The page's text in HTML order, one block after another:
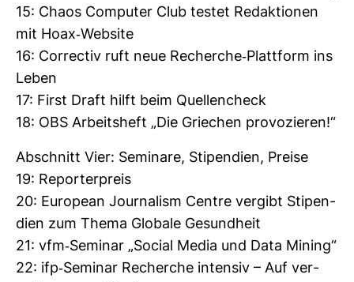
15: Chaos Com­puter Club testet Redak­tionen
mit Hoax-​Web­site
16: Cor­rectiv ruft neue Recherche-​Platt­form ins
Leben
17: First Draft hilft beim Quel­len­check
18: OBS Arbeits­heft „Die Grie­chen pro­vo­zieren!“
Abschnitt Vier: Semi­nare, Sti­pen­dien, Preise
19: Repor­ter­preis
20: European Jour­na­lism Centre ver­gibt Sti­pen­
dien zum Thema Glo­bale Gesund­heit
21: vfm-​Seminar „Social Media und Data Mining“
22: ifp-​Seminar Recherche intensiv – Auf ver­